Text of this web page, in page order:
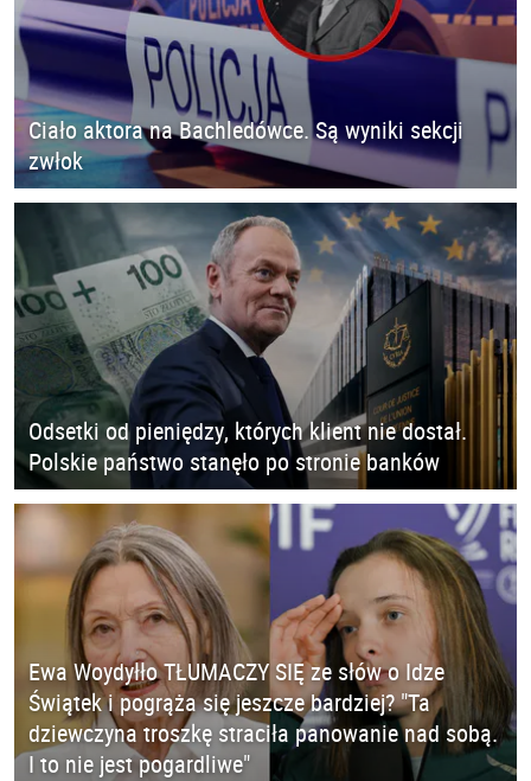
Ciało aktora na Bachledówce. Są wyniki sekcji
zwłok
Odsetki od pieniędzy, których klient nie dostał.
Polskie państwo stanęło po stronie banków
Ewa Woydyłło TŁUMACZY SIĘ ze słów o Idze
Świątek i pogrąża się jeszcze bardziej? "Ta
dziewczyna troszkę straciła panowanie nad sobą.
I to nie jest pogardliwe"